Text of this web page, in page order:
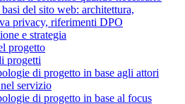
del sito web: architettura,
privacy, riferimenti DPO
e strategia
progetto
progetti
di progetto in base agli attori
servizio
di progetto in base al focus